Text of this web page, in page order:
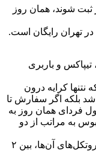
ساعت ۵ بعد از ظهر ثبت شوند، همان روز
و باربری
نتنها کرایه درون
بلکه اگر سفارش تا
محصول فردای همان روز به
به مراتب از دو
ارسال از طریق تیپاکس و باربری، بسته به پروتکل‌های آن‌ها، بین ۲